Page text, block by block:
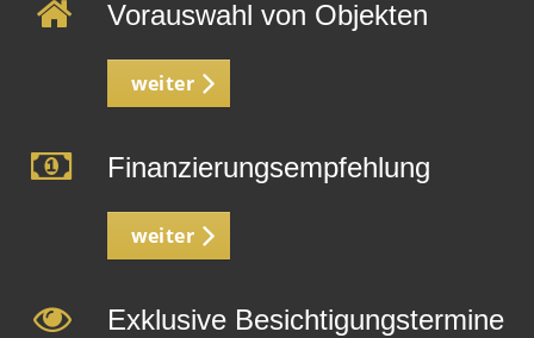
Vorauswahl von Objekten
weiter
Finanzierungsempfehlung
weiter
Exklusive Besichtigungstermine